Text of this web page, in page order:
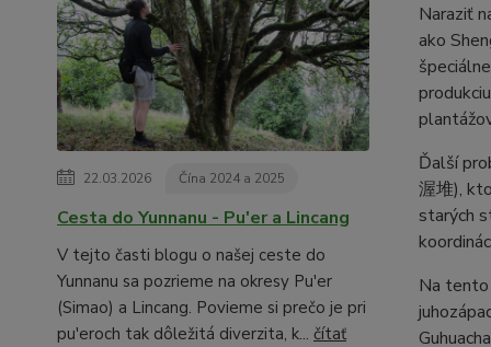
22.03.2026 Čína 2024 a 2025
Cesta do Yunnanu - Pu'er a Lincang
V tejto časti blogu o našej ceste do
Yunnanu sa pozrieme na okresy Pu'er
(Simao) a Lincang. Povieme si prečo je pri
pu'eroch tak dôležitá diverzita, k... čítať
Naraziť
ako
Ďalší
渥堆),
starých
Na tento